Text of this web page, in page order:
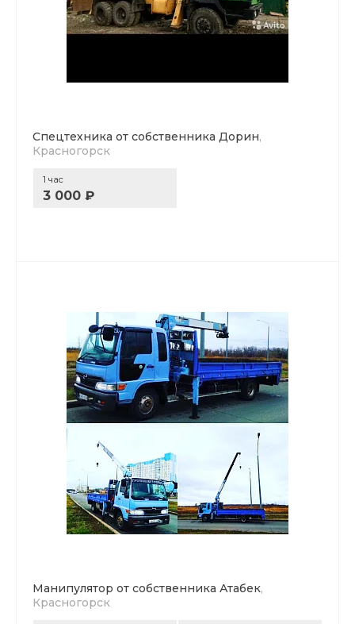
Спецтехника от собственника Дорин,
Красногорск
1 час
3 000 ₽
Манипулятор от собственника Атабек,
Красногорск